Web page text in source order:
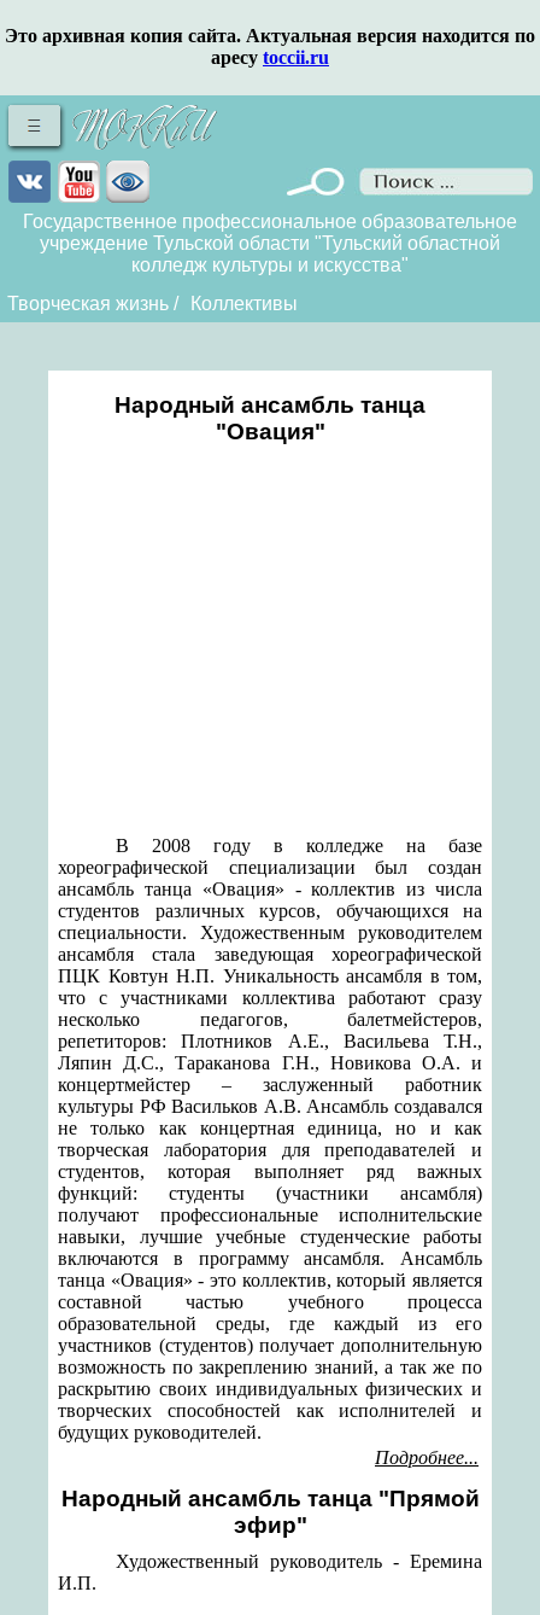
Это архивная копия сайта. Актуальная версия находится по
аресу toccii.ru
Государственное профессиональное образовательное
учреждение Тульской области "Тульский областной
колледж культуры и искусства"
Творческая жизнь / Коллективы
Народный ансамбль танца
"Овация"
В 2008 году в колледже на базе
хореографической специализации был создан
ансамбль танца «Овация» - коллектив из числа
студентов различных курсов, обучающихся на
специальности. Художественным руководителем
ансамбля стала заведующая хореографической
ПЦК Ковтун Н.П. Уникальность ансамбля в том,
что с участниками коллектива работают сразу
несколько педагогов, балетмейстеров,
репетиторов: Плотников А.Е., Васильева Т.Н.,
Ляпин Д.С., Тараканова Г.Н., Новикова О.А. и
концертмейстер – заслуженный работник
культуры РФ Васильков А.В. Ансамбль создавался
не только как концертная единица, но и как
творческая лаборатория для преподавателей и
студентов, которая выполняет ряд важных
функций: студенты (участники ансамбля)
получают профессиональные исполнительские
навыки, лучшие учебные студенческие работы
включаются в программу ансамбля. Ансамбль
танца «Овация» - это коллектив, который является
составной частью учебного процесса
образовательной среды, где каждый из его
участников (студентов) получает дополнительную
возможность по закреплению знаний, а так же по
раскрытию своих индивидуальных физических и
творческих способностей как исполнителей и
будущих руководителей.
Подробнее...
Народный ансамбль танца "Прямой
эфир"
Художественный руководитель - Еремина
И.П.